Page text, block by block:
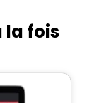
la fois